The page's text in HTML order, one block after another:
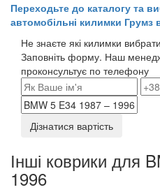
Переходьте до каталогу та
автомобільні килимки Грумз
Не знаєте які килимки
Заповніть форму. Наш
проконсультує по телефону
Дізнатися вартість
Інші коврики для
1996